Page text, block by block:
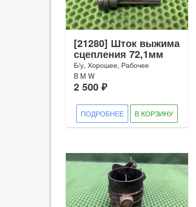
[21280] Шток выжима
сцепления 72,1мм
Б/у, Хорошее, Рабочее
B M W
2 500 ₽
ПОДРОБНЕЕ В КОРЗИНУ